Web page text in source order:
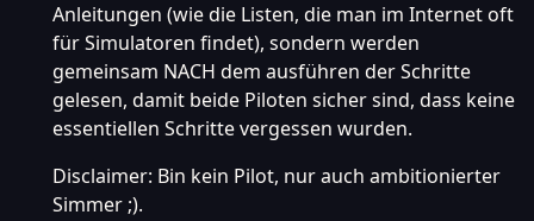
Anleitungen (wie die Listen, die man im Internet oft
für Simulatoren findet), sondern werden
gemeinsam NACH dem ausführen der Schritte
gelesen, damit beide Piloten sicher sind, dass keine
essentiellen Schritte vergessen wurden.
Disclaimer: Bin kein Pilot, nur auch ambitionierter
Simmer ;).